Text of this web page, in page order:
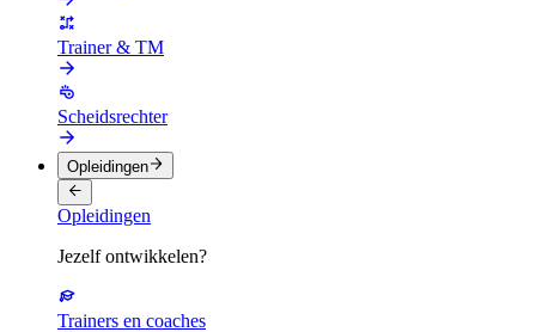
Trainer & TM
Scheidsrechter
Opleidingen
Opleidingen
Jezelf ontwikkelen?
Trainers en coaches